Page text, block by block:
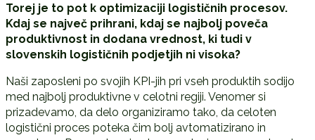
Torej je to pot k optimizaciji logističnih procesov.
Kdaj se največ prihrani, kdaj se najbolj poveča
produktivnost in dodana vrednost, ki tudi v
slovenskih logističnih podjetjih ni visoka?
Naši zaposleni po svojih KPI-jih pri vseh produktih sodijo
med najbolj produktivne v celotni regiji. Venomer si
prizadevamo, da delo organiziramo tako, da celoten
logistični proces poteka čim bolj avtomatizirano in